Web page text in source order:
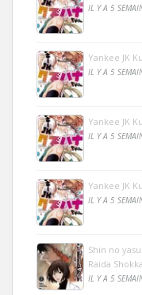
IL Y A 5
Yankee JK
IL Y A 5
Yankee JK
IL Y A 5
Yankee JK
IL Y A 5
Shin no
Raida
IL Y A 5